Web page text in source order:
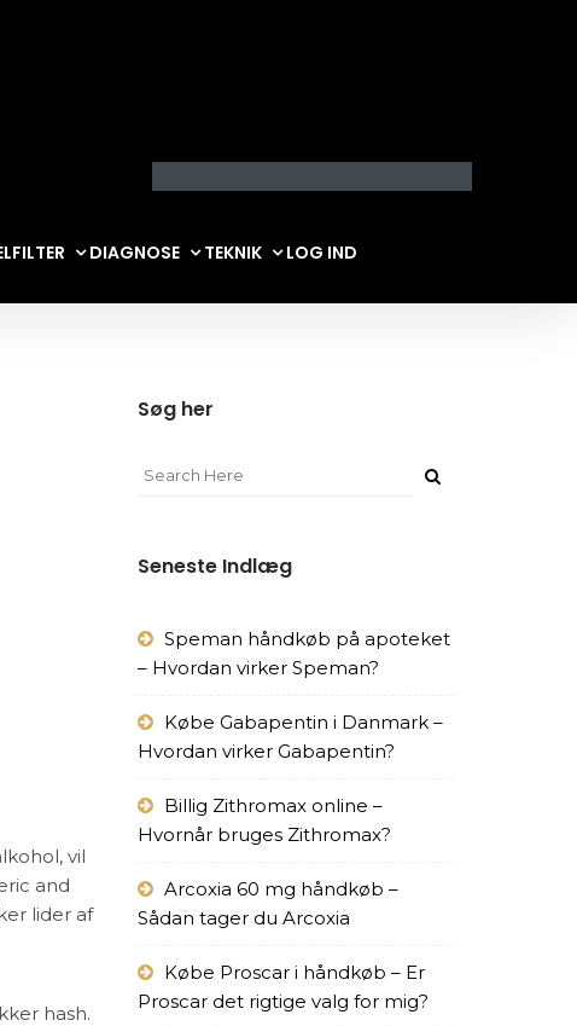
DIAGNOSE TEKNIK LOG IND
vil
and
lider af
hash.
Søg her
Seneste Indlæg
Speman håndkøb på apoteket
– Hvordan virker Speman?
Købe Gabapentin i Danmark –
Hvordan virker Gabapentin?
Billig Zithromax online –
Hvornår bruges Zithromax?
Arcoxia 60 mg håndkøb –
Sådan tager du Arcoxia
Købe Proscar i håndkøb – Er
Proscar det rigtige valg for mig?